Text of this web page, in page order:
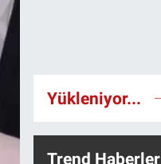
Yükleniyor...
Trend Haberler